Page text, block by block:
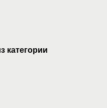
категории